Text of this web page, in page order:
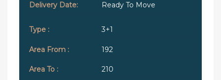
Ready To Move
3+1
192
210